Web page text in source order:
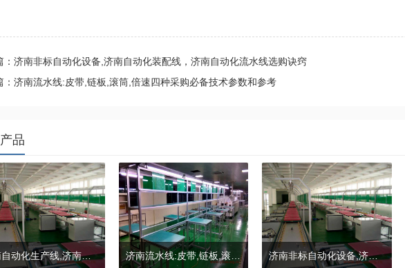
：济南非标自动化设备,济南自动化装配线，济南自动化流水线选购诀窍
：济南流水线:皮带,链板,滚筒,倍速四种采购必备技术参数和参考
品
济南自动化生产线,济南自动化流水线采购4个窍门 济南流水线:皮带,链板,滚筒,倍速四种采购必备技术参数和参考 济南非标自动化设备,济南自动化装配线，济南自动化流水线选购诀窍